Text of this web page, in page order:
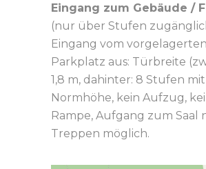
Eingang zum Gebäude /
(nur über Stufen
Eingang vom vorgelagerten
Parkplatz aus: Türbreite
1,8 m, dahinter: 8 Stufen mit
Normhöhe, kein Aufzug,
Rampe, Aufgang zum Saal
Treppen möglich.